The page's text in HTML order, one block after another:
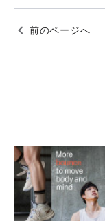
前のページへ